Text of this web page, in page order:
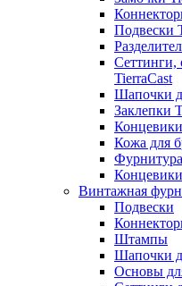
Подвески
Сеттинги,
TierraCast
Шапочки
Заклепки
Кожа для
Винтажная
Подвески
Штампы
Шапочки
Основы